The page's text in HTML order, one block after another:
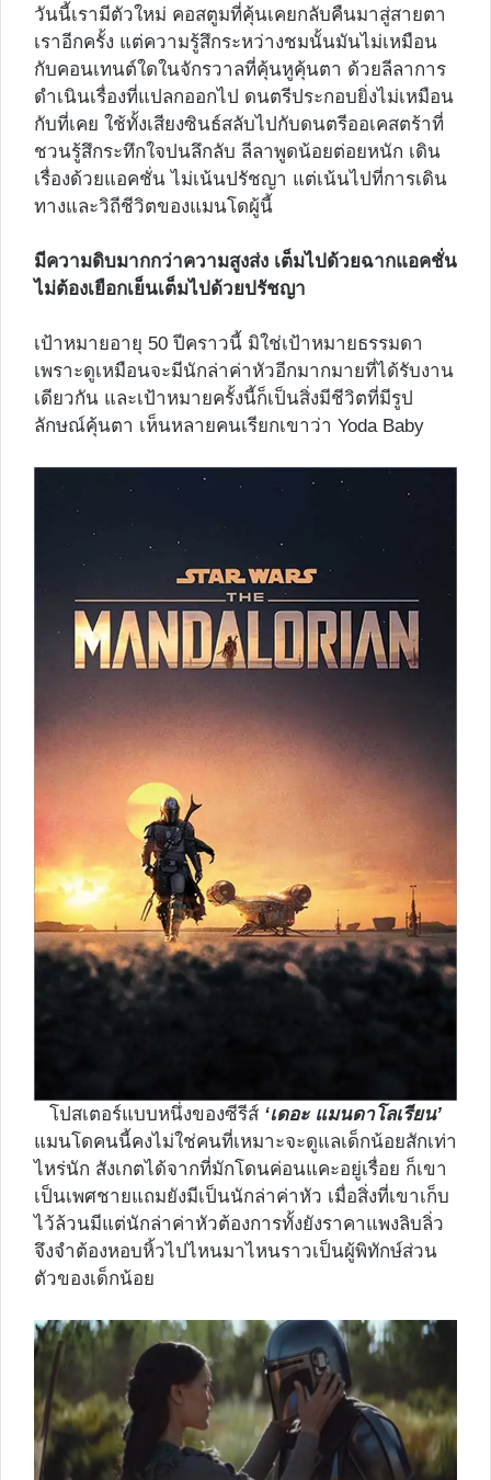
วันนี้เรามีตัวใหม่ คอสตูมที่คุ้นเคยกลับคืนมาสู่สายตา
เราอีกครั้ง แต่ความรู้สึกระหว่างชมนั้นมันไม่เหมือน
กับคอนเทนต์ใดในจักรวาลที่คุ้นหูคุ้นตา ด้วยลีลาการ
ดำเนินเรื่องที่แปลกออกไป ดนตรีประกอบยิ่งไม่เหมือน
กับที่เคย ใช้ทั้งเสียงซินธ์สลับไปกับดนตรีออเคสตร้าที่
ชวนรู้สึกระทึกใจปนลึกลับ ลีลาพูดน้อยต่อยหนัก เดิน
เรื่องด้วยแอคชั่น ไม่เน้นปรัชญา แต่เน้นไปที่การเดิน
ทางและวิถีชีวิตของแมนโดผู้นี้
มีความดิบมากกว่าความสูงส่ง เต็มไปด้วยฉากแอคชั่น
ไม่ต้องเยือกเย็นเต็มไปด้วยปรัชญา
เป้าหมายอายุ 50 ปีคราวนี้ มิใช่เป้าหมายธรรมดา
เพราะดูเหมือนจะมีนักล่าค่าหัวอีกมากมายที่ได้รับงาน
เดียวกัน และเป้าหมายครั้งนี้ก็เป็นสิ่งมีชีวิตที่มีรูป
ลักษณ์คุ้นตา เห็นหลายคนเรียกเขาว่า Yoda Baby
โปสเตอร์แบบหนึ่งของซีรีส์ ‘เดอะ แมนดาโลเรียน’
แมนโดคนนี้คงไม่ใช่คนที่เหมาะจะดูแลเด็กน้อยสักเท่า
ไหร่นัก สังเกตได้จากที่มักโดนค่อนแคะอยู่เรื่อย ก็เขา
เป็นเพศชายแถมยังมีเป็นนักล่าค่าหัว เมื่อสิ่งที่เขาเก็บ
ไว้ล้วนมีแต่นักล่าค่าหัวต้องการทั้งยังราคาแพงลิบลิ่ว
จึงจำต้องหอบหิ้วไปไหนมาไหนราวเป็นผู้พิทักษ์ส่วน
ตัวของเด็กน้อย